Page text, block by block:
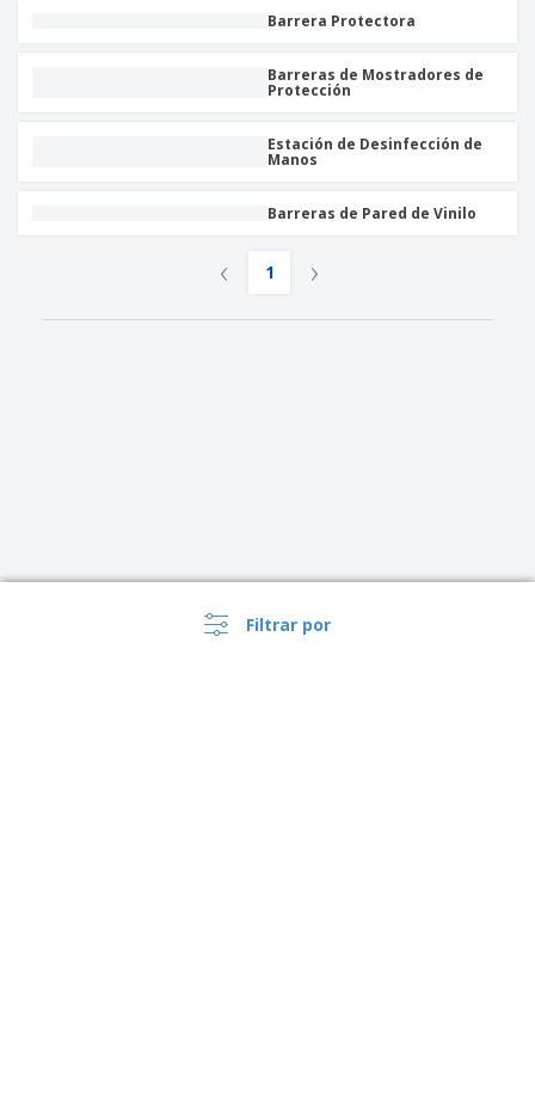
Filtrar por
Barrera Protectora
Barreras de Mostradores de
Protección
Estación de Desinfección de
Manos
Barreras de Pared de Vinilo
‹ 1 ›